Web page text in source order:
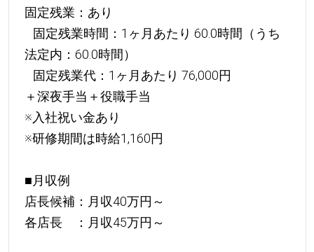
固定残業：あり
固定残業時間：1ヶ月あたり 60.0時間（うち
法定内：60.0時間）
固定残業代：1ヶ月あたり 76,000円
＋深夜手当＋役職手当
※入社祝い金あり
※研修期間は時給1,160円
■月収例
店長候補：月収40万円～
各店長 ：月収45万円～